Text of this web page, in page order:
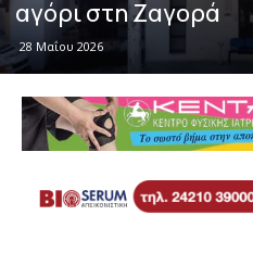
αγόρι στη Ζαγορά
28 Μαΐου 2026